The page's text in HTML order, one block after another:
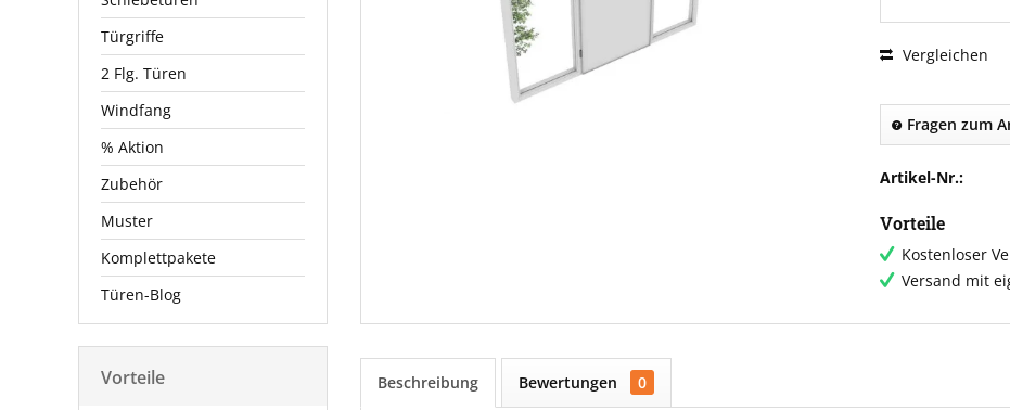
Türgriffe
2 Flg. Türen
Windfang
% Aktion
Zubehör
Muster
Komplettpakete
Türen-Blog
Vorteile
Vergleichen
Fragen zum
Artikel-Nr.:
Vorteile
Kostenloser
Versand mit
Beschreibung Bewertungen 0